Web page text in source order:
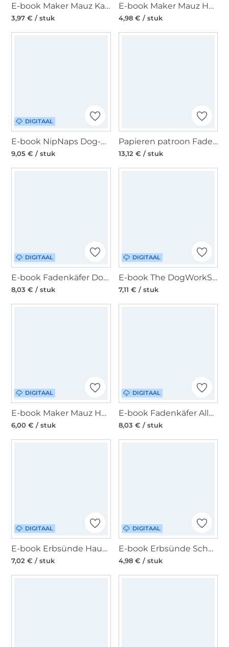
E-book Maker Mauz Katzenbett / Hundebett, Duits
3,97 € / stuk
E-book Maker Mauz Hundebett Alma, Duits
4,98 € / stuk
DIGITAAL
E-book NipNaps Dog-Hoodie Dog_ee, Duits
9,05 € / stuk
Papieren patroon Fadenkäfer Dog Hoodie, Duits
13,12 € / stuk
DIGITAAL
E-book Fadenkäfer Dog Hoodie, Duits
8,03 € / stuk
DIGITAAL
E-book The DogWorkShop Hunderegenmantel Drizzly Duits
7,11 € / stuk
DIGITAAL
E-book Maker Mauz Hundejacke Alma, Duits
6,00 € / stuk
DIGITAAL
E-book Fadenkäfer Allwettermantel Hunde, Duits
8,03 € / stuk
DIGITAAL
E-book Erbsünde Haustierkorb Sissi, Duits
7,02 € / stuk
DIGITAAL
E-book Erbsünde Schnüffelmatte CARLO, Duits
4,98 € / stuk